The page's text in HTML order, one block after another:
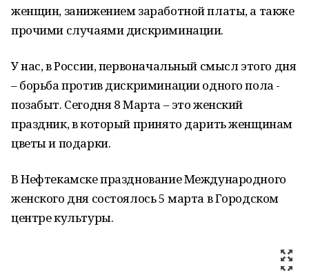
женщин, занижением заработной платы, а также
прочими случаями дискриминации.
У нас, в России, первоначальный смысл этого дня
– борьба против дискриминации одного пола -
позабыт. Сегодня 8 Марта – это женский
праздник, в который принято дарить женщинам
цветы и подарки.
В Нефтекамске празднование Международного
женского дня состоялось 5 марта в Городском
центре культуры.